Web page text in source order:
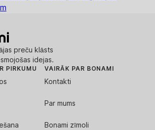
preču klāsts
idejas.
PIRKUMU VAIRĀK PAR BONAMI
Kontakti
Par mums
Bonami zīmoli